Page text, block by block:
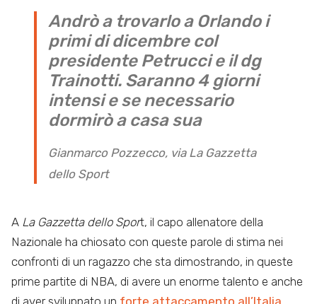
Andrò a trovarlo a Orlando i
primi di dicembre col
presidente Petrucci e il dg
Trainotti. Saranno 4 giorni
intensi e se necessario
dormirò a casa sua
Gianmarco Pozzecco, via La Gazzetta
dello Sport
A La Gazzetta dello Sport, il capo allenatore della
Nazionale ha chiosato con queste parole di stima nei
confronti di un ragazzo che sta dimostrando, in queste
prime partite di NBA, di avere un enorme talento e anche
di aver sviluppato un forte attaccamento all’Italia